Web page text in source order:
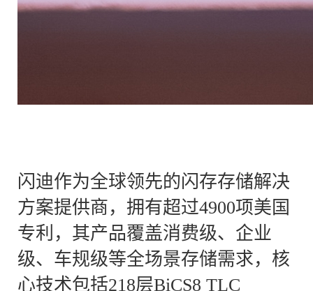
闪迪作为全球领先的闪存存储解决
方案提供商，拥有超过4900项美国
专利，其产品覆盖消费级、企业
级、车规级等全场景存储需求，核
心技术包括218层BiCS8 TLC